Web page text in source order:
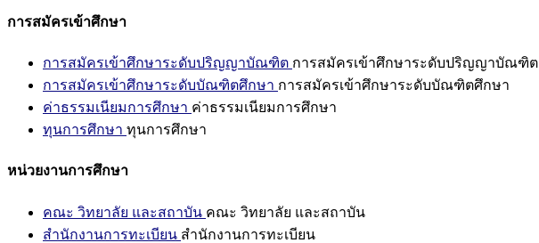
การสมัครเข้าศึกษา
การสมัครเข้าศึกษาระดับปริญญาบัณฑิต การสมัครเข้าศึกษาระดับปริญญาบัณฑิต
การสมัครเข้าศึกษาระดับบัณฑิตศึกษา การสมัครเข้าศึกษาระดับบัณฑิตศึกษา
ค่าธรรมเนียมการศึกษา ค่าธรรมเนียมการศึกษา
ทุนการศึกษา ทุนการศึกษา
หน่วยงานการศึกษา
คณะ วิทยาลัย และสถาบัน คณะ วิทยาลัย และสถาบัน
สำนักงานการทะเบียน สำนักงานการทะเบียน